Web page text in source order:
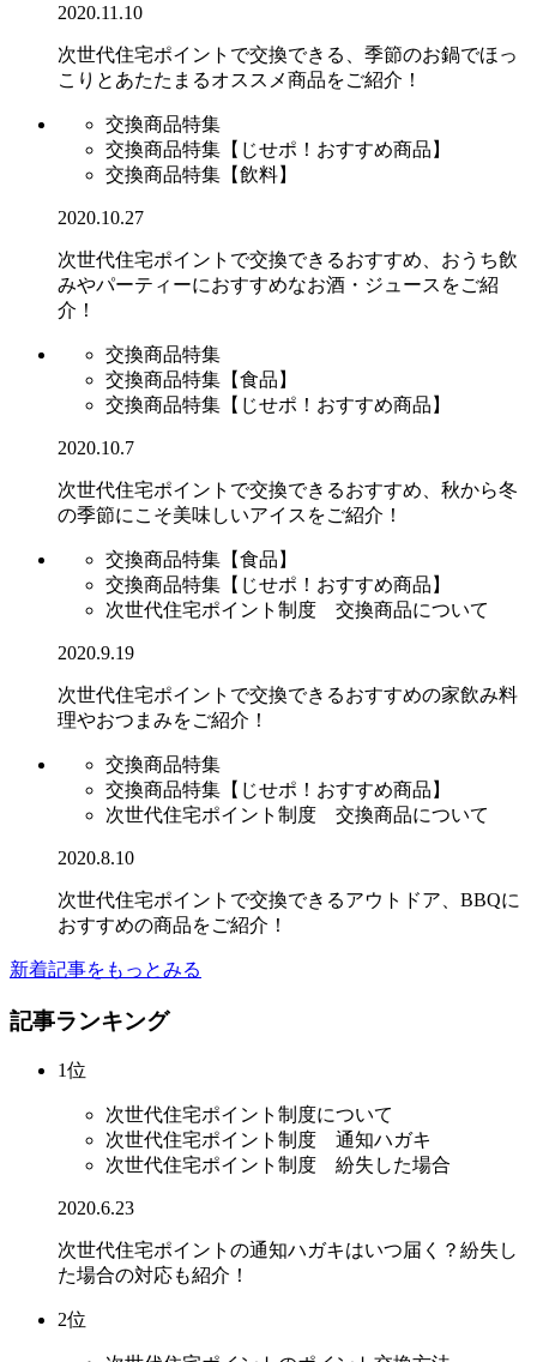
2020.11.10
次世代住宅ポイントで交換できる、季節のお鍋でほっ
こりとあたたまるオススメ商品をご紹介！
交換商品特集
交換商品特集【じせポ！おすすめ商品】
交換商品特集【飲料】
2020.10.27
次世代住宅ポイントで交換できるおすすめ、おうち飲
みやパーティーにおすすめなお酒・ジュースをご紹
介！
交換商品特集
交換商品特集【食品】
交換商品特集【じせポ！おすすめ商品】
2020.10.7
次世代住宅ポイントで交換できるおすすめ、秋から冬
の季節にこそ美味しいアイスをご紹介！
交換商品特集【食品】
交換商品特集【じせポ！おすすめ商品】
次世代住宅ポイント制度 交換商品について
2020.9.19
次世代住宅ポイントで交換できるおすすめの家飲み料
理やおつまみをご紹介！
交換商品特集
交換商品特集【じせポ！おすすめ商品】
次世代住宅ポイント制度 交換商品について
2020.8.10
次世代住宅ポイントで交換できるアウトドア、BBQに
おすすめの商品をご紹介！
新着記事をもっとみる
記事ランキング
1位
次世代住宅ポイント制度について
次世代住宅ポイント制度 通知ハガキ
次世代住宅ポイント制度 紛失した場合
2020.6.23
次世代住宅ポイントの通知ハガキはいつ届く？紛失し
た場合の対応も紹介！
2位